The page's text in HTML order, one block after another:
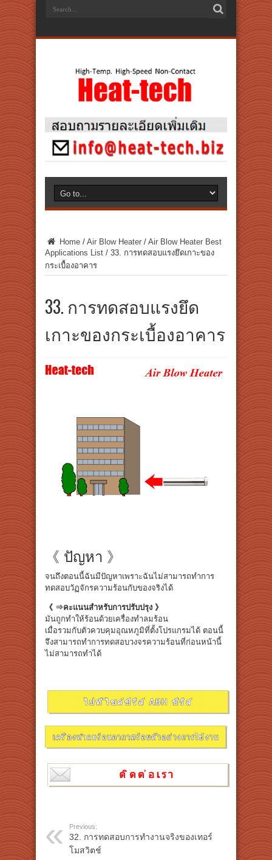
Home / Air Blow Heater / Air Blow Heater Best
Applications List / 33. การทดสอบแรงยึดเกาะของ
กระเบื้องอาคาร
33. การทดสอบแรงยึด
เกาะของกระเบื้องอาคาร
《 ปัญหา 》
จนถึงตอนนี้ฉันมีปัญหาเพราะฉันไม่สามารถทำการ
ทดสอบวัฏจักรความร้อนกับของจริงได้
《 ⇒คะแนนสำหรับการปรับปรุง 》
มันถูกทำให้ร้อนด้วยเครื่องทำลมร้อน
เมื่อรวมกับตัวควบคุมอุณหภูมิที่ตั้งโปรแกรมได้ ตอนนี้
จึงสามารถทำการทดสอบวงจรความร้อนที่ก่อนหน้านี้
ไม่สามารถทำได้
Previous:
32. การทดสอบการทำงานจริงของเทอร์
โมสวิตช์